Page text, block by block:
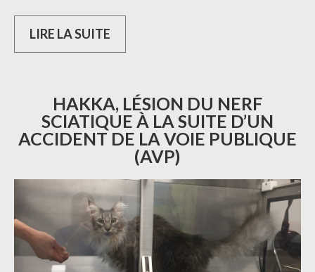
LIRE LA SUITE
HAKKA, LÉSION DU NERF
SCIATIQUE À LA SUITE D’UN
ACCIDENT DE LA VOIE PUBLIQUE
(AVP)